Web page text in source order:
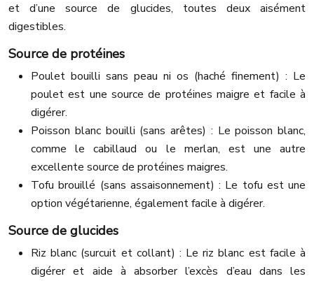
et d’une source de glucides, toutes deux aisément
digestibles.
Source de protéines
Poulet bouilli sans peau ni os (haché finement) : Le
poulet est une source de protéines maigre et facile à
digérer.
Poisson blanc bouilli (sans arêtes) : Le poisson blanc,
comme le cabillaud ou le merlan, est une autre
excellente source de protéines maigres.
Tofu brouillé (sans assaisonnement) : Le tofu est une
option végétarienne, également facile à digérer.
Source de glucides
Riz blanc (surcuit et collant) : Le riz blanc est facile à
digérer et aide à absorber l’excès d’eau dans les